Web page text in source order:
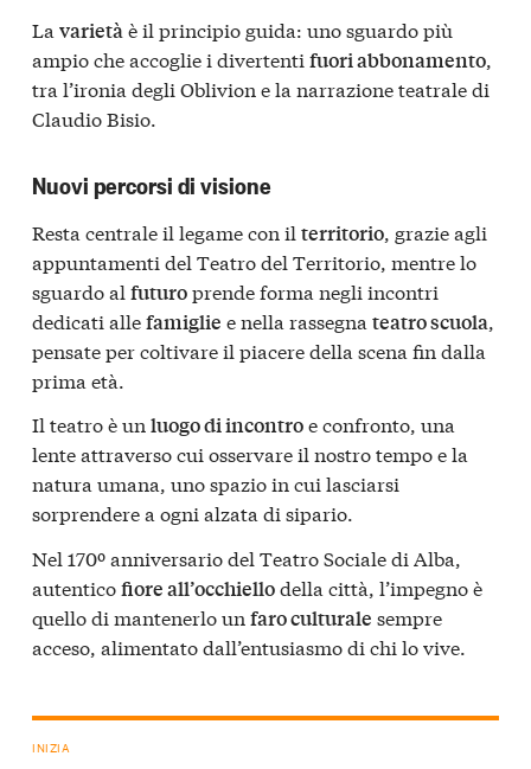
La varietàè il principio guida: uno sguardo più
ampio che accoglie i divertenti fuori abbonamento,
tra l’ironia degli Oblivion e la narrazione teatrale di
Claudio Bisio.
Nuovi percorsi di visione
Resta centrale il legame con il territorio, grazie agli
appuntamenti del Teatro del Territorio, mentre lo
sguardo al futuroprende forma negli incontri
dedicati allefamiglie e nella rassegna teatro scuola,
pensate per coltivare il piacere della scena fin dalla
prima età.
Il teatro è un luogo di incontroe confronto, una
lente attraverso cui osservare il nostro tempo e la
natura umana, uno spazio in cui lasciarsi
sorprendere a ogni alzata di sipario.
Nel 170º anniversario del Teatro Sociale di Alba,
autenticofiore all’occhiellodella città, l’impegno è
quello di mantenerlo un faro culturale sempre
acceso, alimentato dall’entusiasmo di chi lo vive.
INIZIA